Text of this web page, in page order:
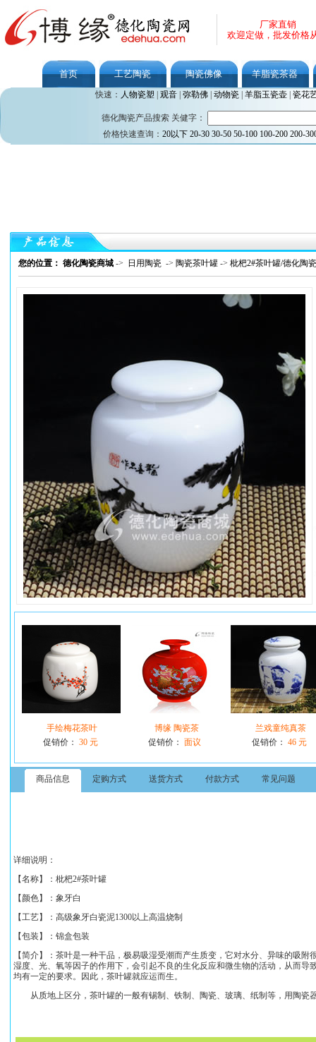
厂家直销
欢迎定做，批发价格
首页 工艺陶瓷 陶瓷佛像 羊脂瓷茶器
快速： 人物瓷塑 观音| 弥勒佛| 动物瓷| 羊脂玉瓷壶| 瓷花
德化陶瓷产品搜索 关健字：
价格快速查询： 20以下 20-30 30-50 50-100 100-200 200-
您的位置： 德化陶瓷商城 -> 日用陶瓷 -> 陶瓷茶叶罐 -> 枇杷2#茶叶罐/德化陶
手绘梅花茶叶
促销价： 30 元
博缘 陶瓷茶
促销价： 面议
兰戏童纯真茶
促销价： 46 元
商品信息 定购方式 送货方式 付款方式 常见问题
详细说明：
【名称】： 枇杷2#茶叶罐
【颜色】：象牙白
【工艺】：高级象牙白瓷泥1300以上高温烧制
【包装】：锦盒包装
【简介】：茶叶是一种干品，极易吸湿受潮而产生质变，它对水分、异味的吸
湿度、光、氧等因子的作用下，会引起不良的生化反应和微生物的活动，从而
均有一定的要求。因此，茶叶罐就应运而生。
从质地上区分，茶叶罐的一般有锡制、铁制、陶瓷、玻璃、纸制等，用陶瓷